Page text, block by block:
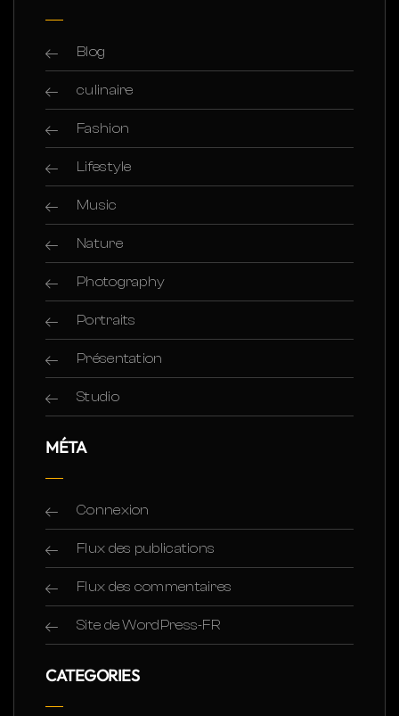
Blog
culinaire
Fashion
Lifestyle
Music
Nature
Photography
Portraits
Présentation
Studio
MÉTA
Connexion
Flux des publications
Flux des commentaires
Site de WordPress-FR
CATEGORIES